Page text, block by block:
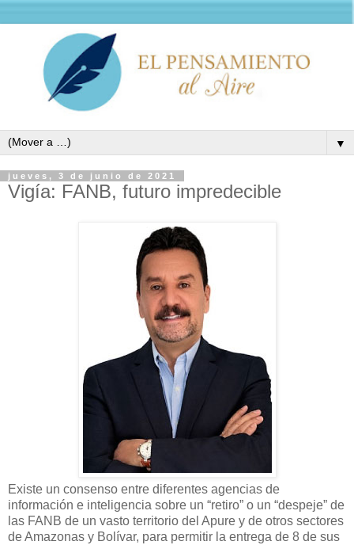
▼
jueves, 3 de junio de 2021
Vigía: FANB, futuro impredecible
Existe un consenso entre diferentes agencias de
información e inteligencia sobre un “retiro” o un “despeje” de
las FANB de un vasto territorio del Apure y de otros sectores
de Amazonas y Bolívar, para permitir la entrega de 8 de sus